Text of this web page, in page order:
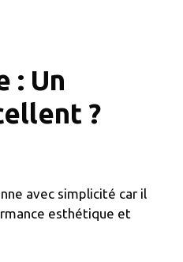
: Un
?
avec simplicité car il
esthétique et